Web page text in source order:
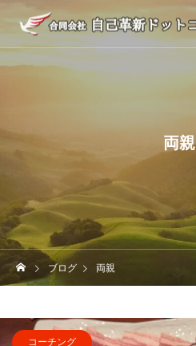
両親
ブログ 両親
コーチング